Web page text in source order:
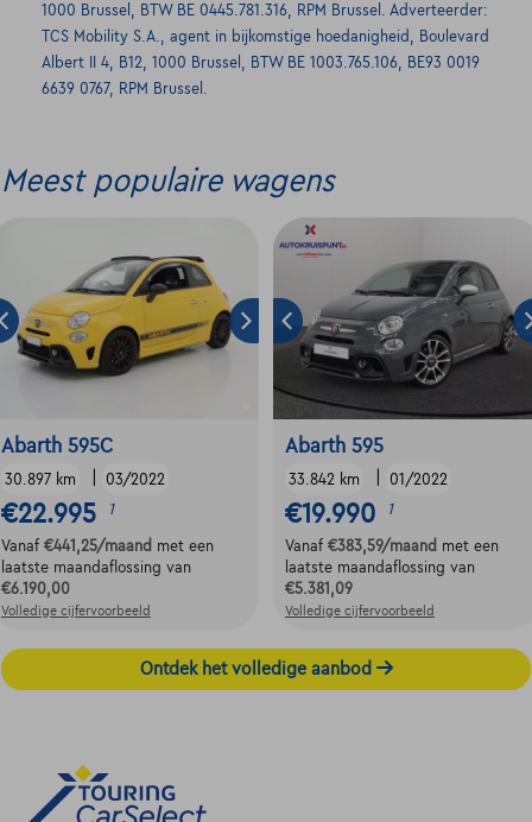
1000 Brussel, BTW BE 0445.781.316, RPM Brussel. Adverteerder:
TCS Mobility S.A., agent in bijkomstige hoedanigheid, Boulevard
Albert II 4, B12, 1000 Brussel, BTW BE 1003.765.106, BE93 0019
6639 0767, RPM Brussel.
Meest populaire wagens
Abarth 595C
30.897 km 03/2022
€22.995 1
Vanaf €441,25/maand met een
laatste maandaflossing van
€6.190,00
Volledige cijfervoorbeeld
Abarth 595
33.842 km 01/2022
€19.990 1
Vanaf €383,59/maand met een
laatste maandaflossing van
€5.381,09
Volledige cijfervoorbeeld
Ontdek het volledige aanbod